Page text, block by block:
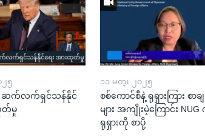
၂၅
ဆက်လက်ရှင်သန်နိုင်
တ်မှု
၁၁ မတ္၊ ၂၀၂၅
စစ်ကောင်စီနဲ့ ရုရှားကြား စာခ
များ အကျိုးမဲ့ကြောင်း NUG
ရုရှားကို စာပို့